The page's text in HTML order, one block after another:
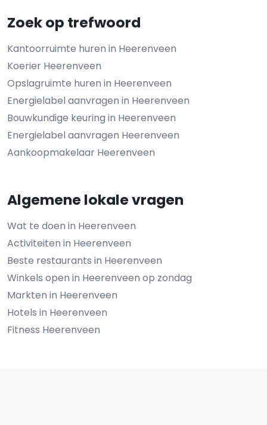
Zoek op trefwoord
Kantoorruimte huren in Heerenveen
Koerier Heerenveen
Opslagruimte huren in Heerenveen
Energielabel aanvragen in Heerenveen
Bouwkundige keuring in Heerenveen
Energielabel aanvragen Heerenveen
Aankoopmakelaar Heerenveen
Algemene lokale vragen
Wat te doen in Heerenveen
Activiteiten in Heerenveen
Beste restaurants in Heerenveen
Winkels open in Heerenveen op zondag
Markten in Heerenveen
Hotels in Heerenveen
Fitness Heerenveen